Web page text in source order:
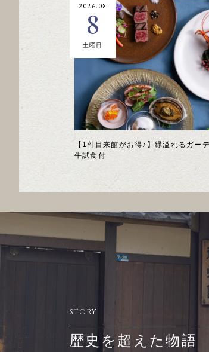
【1件目来館がお得♪】緑溢れるガー
牛試食付
2026.08
8
土曜日
STORY
歴史を超えた物語